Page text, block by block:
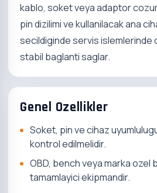
kablo, soket veya adaptor
pin dizilimi ve kullanilacak ana
secildiginde servis islemlerinde
stabil baglanti saglar.
Genel Ozellikler
Soket, pin ve cihaz
kontrol edilmelidir.
OBD, bench veya marka ozel
tamamlayici ekipmandir.